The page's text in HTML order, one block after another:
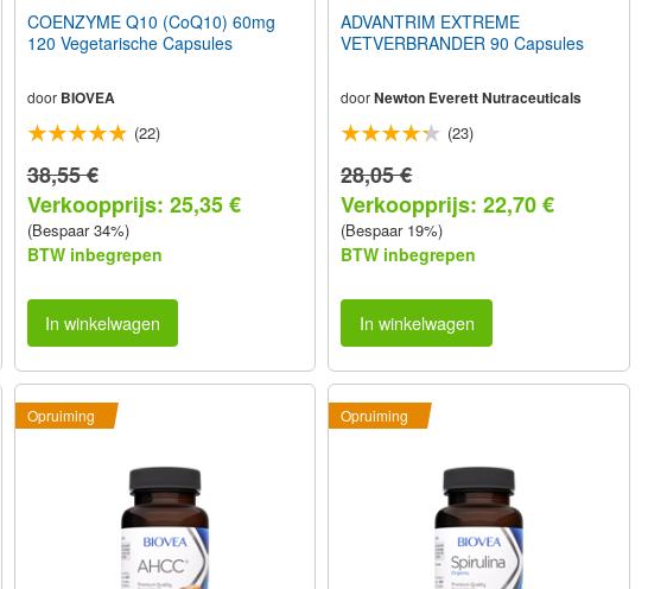
COENZYME Q10 (CoQ10) 60mg
120 Vegetarische Capsules
door BIOVEA
(22)
38,55 €
Verkoopprijs: 25,35 €
(Bespaar 34%)
BTW inbegrepen
In winkelwagen
ADVANTRIM EXTREME
VETVERBRANDER 90 Capsules
doorNewton Everett Nutraceuticals
(23)
28,05 €
Verkoopprijs: 22,70 €
(Bespaar 19%)
BTW inbegrepen
In winkelwagen
Opruiming Opruiming